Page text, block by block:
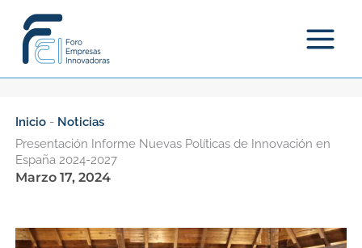
contenido
Inicio- Noticias
Presentación Informe Nuevas Políticas de Innovación en
España 2024-2027
Marzo 17, 2024